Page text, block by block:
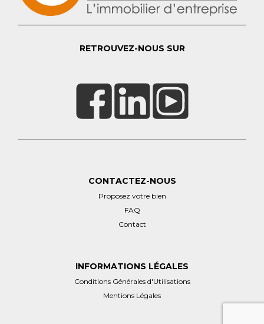
RETROUVEZ-NOUS SUR
CONTACTEZ-NOUS
Proposez votre bien
FAQ
Contact
INFORMATIONS LÉGALES
Conditions Générales d'Utilisations
Mentions Légales